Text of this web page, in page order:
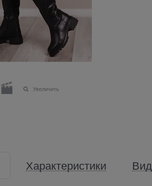
Увеличить
Характеристики